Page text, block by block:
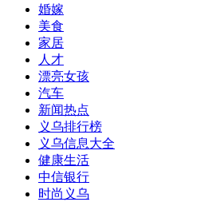
婚嫁
美食
家居
人才
漂亮女孩
汽车
新闻热点
义乌排行榜
义乌信息大全
健康生活
中信银行
时尚义乌